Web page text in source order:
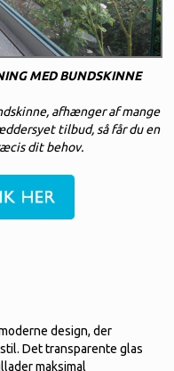
MED BUNDSKINNE
afhænger af mange
tilbud, så får du en
dit behov.
design, der
Det transparente glas
maksimal